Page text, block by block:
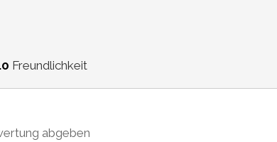
Freundlichkeit
abgeben